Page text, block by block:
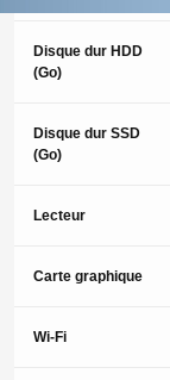
Disque dur HDD
(Go)
Disque dur SSD
(Go)
Lecteur
Carte graphique
Wi-Fi